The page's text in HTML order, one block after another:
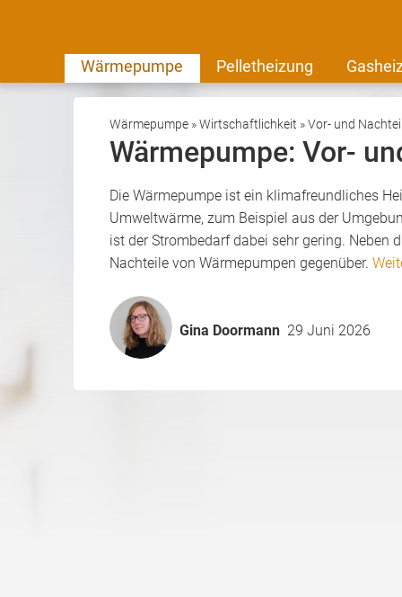
Wärmepumpe Pelletheizung
Wärmepumpe »Wirtschaftlichkeit »Vor- und
Wärmepumpe: Vor-
Die Wärmepumpe ist ein klimafreundliches
Umweltwärme, zum Beispiel aus der
ist der Strombedarf dabei sehr gering. Neben
Nachteile von Wärmepumpen gegenüber.
Gina Doormann 29 Juni 2026